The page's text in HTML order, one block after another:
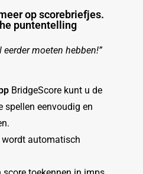
op scorebriefjes.
puntentelling
eerder moeten hebben!”
BridgeScore kunt u de
spellen eenvoudig en
wordt automatisch